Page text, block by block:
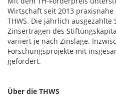
Wirtschaft seit 2013
THWS. Die jährlich
Zinserträgen des
variiert je nach Zinslage.
Forschungsprojekte mit
gefördert.
Über die THWS